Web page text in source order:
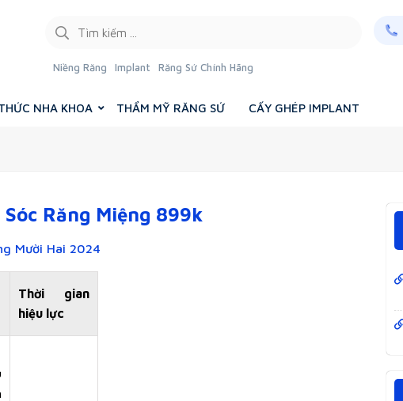
Niềng Răng Implant Răng Sứ Chính Hãng
NHA KHOA THẨM MỸ RĂNG SỨ CẤY GHÉP IMPLANT
Răng Miệng 899k
Mười Hai 2024
Thời gian
hiệu lực